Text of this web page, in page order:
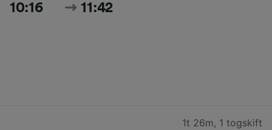
10:16 11:42
1t 26m, 1 togskift